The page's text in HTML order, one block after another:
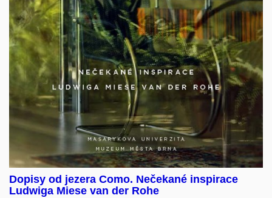
Dopisy od jezera Como. Nečekané inspirace
Ludwiga Miese van der Rohe